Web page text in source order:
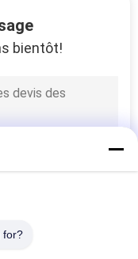
bientôt!
for?